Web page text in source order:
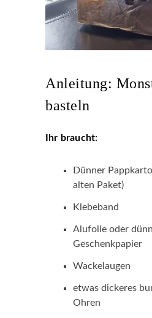
Anleitung:
basteln
Ihr braucht:
Dünner
alten Paket)
Klebeband
Alufolie oder
Geschenkpapier
Wackelaugen
etwas dickeres
Ohren